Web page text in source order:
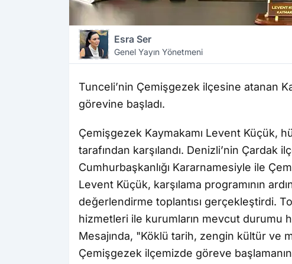
Esra Ser
Genel Yayın Yönetmeni
Tunceli’nin Çemişgezek ilçesine atanan
görevine başladı.
Çemişgezek Kaymakamı Levent Küçük,
tarafından karşılandı. Denizli’nin Çardak
Cumhurbaşkanlığı Kararnamesiyle ile
Levent Küçük, karşılama programının
değerlendirme toplantısı gerçekleştirdi.
hizmetleri ile kurumların mevcut durumu
Mesajında, "Köklü tarih, zengin kültür ve
Çemişgezek ilçemizde göreve